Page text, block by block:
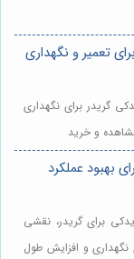
تعمیر و نگهداری
گریدر برای نگهداری
و خرید
بهبود عملکرد
برای گریدر، نقشی
و افزایش طول